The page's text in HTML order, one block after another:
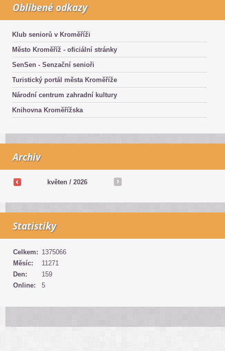
Oblíbené odkazy
Klub seniorů v Kroměříži
Město Kroměříž - oficiální stránky
SenSen - Senzační senioři
Turistický portál města Kroměříže
Národní centrum zahradní kultury
Knihovna Kroměřížska
Archiv
květen / 2026
Statistiky
Online: 5
Celkem: 1375066
Měsíc:
11271
Den:
159